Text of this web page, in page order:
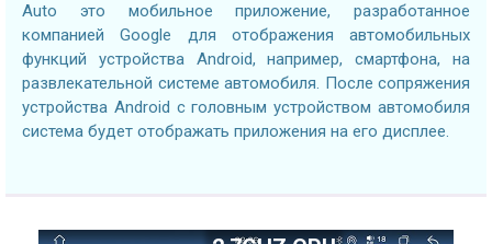
Auto это мобильное приложение, разработанное
компанией Google для отображения автомобильных
функций устройства Android, например, смартфона, на
развлекательной системе автомобиля. После сопряжения
устройства Android с головным устройством автомобиля
система будет отображать приложения на его дисплее.